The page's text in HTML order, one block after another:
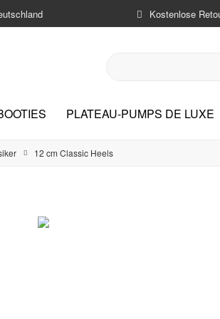
Kostenlose
PLATEAU-PUMPS DE LUXE
12 cm Classic Heels